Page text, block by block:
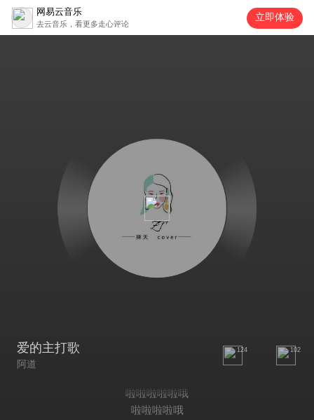
网易云音乐
去云音乐，看更多走心评论
立即体验
爱的主打歌
阿道
124 102
啦啦啦啦啦哦
啦啦啦啦哦